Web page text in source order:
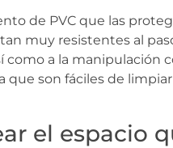
de PVC que las
muy resistentes al
como a la manipulación
que son fáciles de
el espacio